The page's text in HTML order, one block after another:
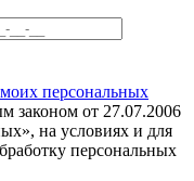
моих персональных
законом от 27.07.2006
на условиях и для
персональных